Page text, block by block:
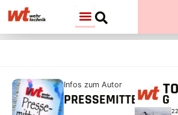
Infos zum Autor
PRESSEMITTEILUNG